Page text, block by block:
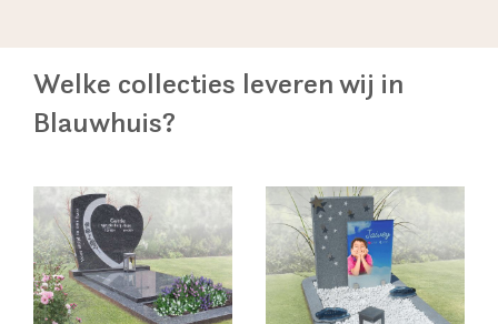
Welke collecties leveren wij in
Blauwhuis?